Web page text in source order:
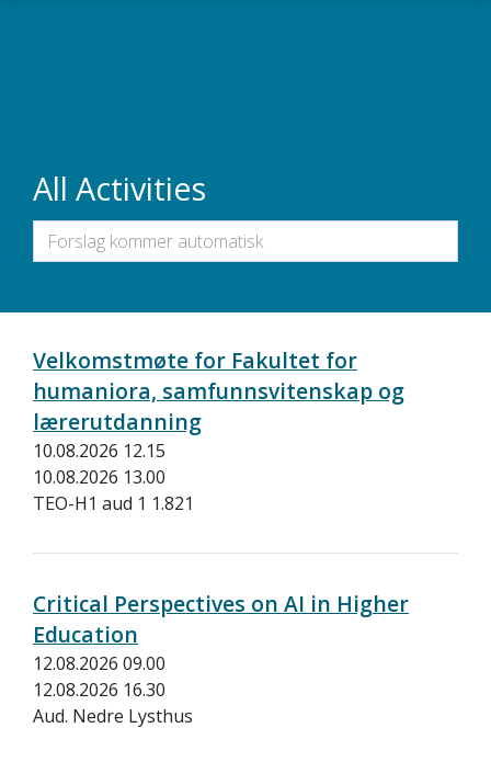
All Activities
Velkomstmøte for Fakultet for
humaniora, samfunnsvitenskap og
lærerutdanning
10.08.2026 12.15
10.08.2026 13.00
TEO-H1 aud 1 1.821
Critical Perspectives on AI in Higher
Education
12.08.2026 09.00
12.08.2026 16.30
Aud. Nedre Lysthus